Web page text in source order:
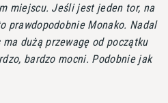
miejscu. Jeśli jest jeden tor, na
prawdopodobnie Monako. Nadal
dużą przewagę od początku
bardzo mocni. Podobnie jak